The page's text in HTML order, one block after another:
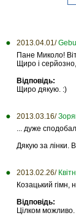
2013.04.01/
Пане Миколо!
Щиро і
Відповідь:
Щиро дякую. :)
2013.03.16/
... дуже
Дякую за лінки.
2013.02.26/
Козацький гімн,
Відповідь:
Цілком можливо.